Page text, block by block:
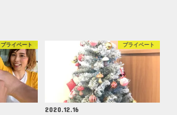
プライベート プライベート
2020.12.16